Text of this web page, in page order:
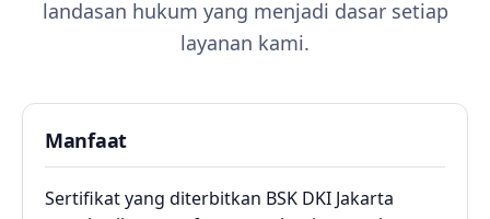
landasan hukum yang menjadi dasar setiap
layanan kami.
Manfaat
Sertifikat yang diterbitkan BSK DKI Jakarta